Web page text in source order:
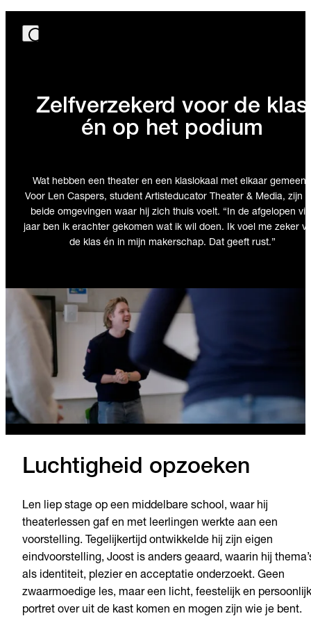
Zelfverzekerd voor de klas
én op het podium
Wat hebben een theater en een klaslokaal met elkaar gemeen?
Voor Len Caspers, student Artisteducator Theater & Media, zijn
beide omgevingen waar hij zich thuis voelt. “In de afgelopen
jaar ben ik erachter gekomen wat ik wil doen. Ik voel me zeker
de klas én in mijn makerschap. Dat geeft rust.”
Luchtigheid opzoeken
Len liep stage op een middelbare school, waar hij
theaterlessen gaf en met leerlingen werkte aan een
voorstelling. Tegelijkertijd ontwikkelde hij zijn eigen
eindvoorstelling, Joost is anders geaard, waarin hij
als identiteit, plezier en acceptatie onderzoekt. Geen
zwaarmoedige les, maar een licht, feestelijk en persoonlijk
portret over uit de kast komen en mogen zijn wie je bent.